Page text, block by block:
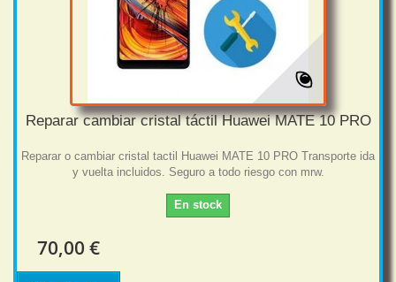
Reparar cambiar cristal táctil Huawei MATE 10 PRO
Reparar o cambiar cristal tactil Huawei MATE 10 PRO Transporte ida
y vuelta incluidos. Seguro a todo riesgo con mrw.
En stock
70,00 €